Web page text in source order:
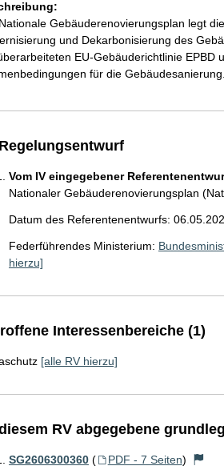
Gebäuderenovierungsplan legt
und Dekarbonisierung des
EU-Gebäuderichtlinie
für die
Vom IV eingegebener
Nationaler Gebäuderenovierungsplan
Datum des Referentenentwurfs:
Federführendes Ministerium:
hierzu]
Interessenbereiche (1)
[alle RV hierzu]
RV abgegebene
SG2606300360 ( PDF - 7 Seiten)